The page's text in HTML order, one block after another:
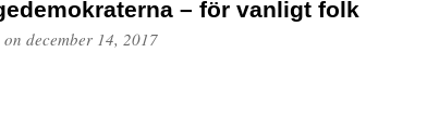
– för vanligt folk
on december 14, 2017